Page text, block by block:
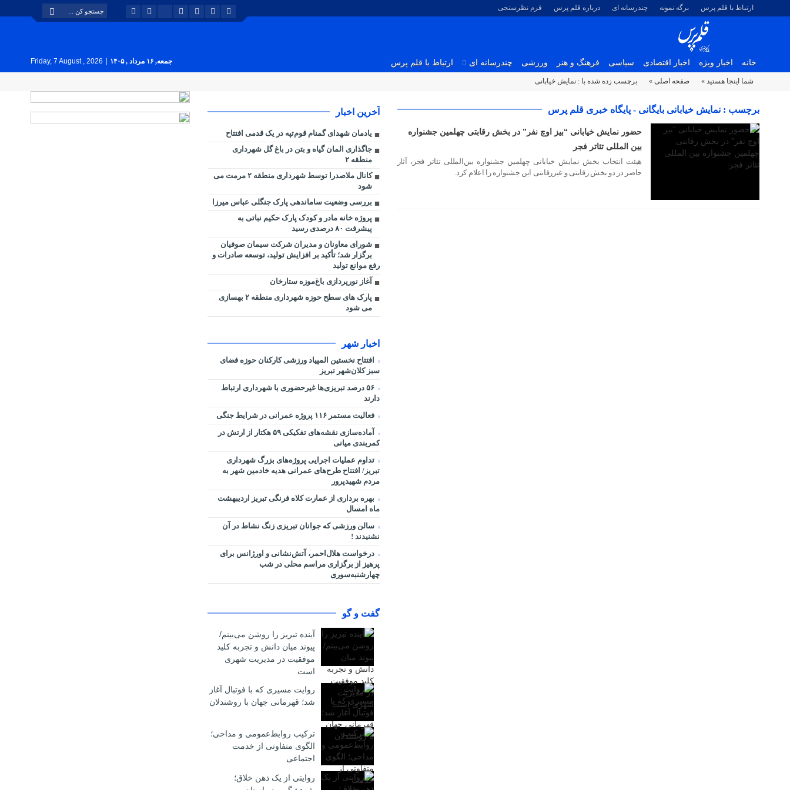
ارتباط با قلم پرس برگه نمونه چندرسانه ای درباره قلم پرس فرم نظرسنجی
خانه اخبار ویژه اخبار اقتصادی سیاسی فرهنگ و هنر ورزشی چندرسانه ای ارتباط با قلم پرس جمعه, ۱۶ مرداد , ۱۴۰۵ |
Friday, 7 August , 2026
شما اینجا هستید » صفحه اصلی » برچسب زده شده با : نمايش خيابانی
برچسب : نمايش خيابانی بایگانی - پایگاه خبری قلم پرس
حضور نمایش خیابانی “بیز اوچ نفر” در بخش رقابتی چهلمین جشنواره
بین المللی تئاتر فجر
هیئت انتخاب بخش نمایش خیابانی چهلمین جشنواره بین‌المللی تئاتر فجر، آثار
حاضر در دو بخش رقابتی و غیررقابتی این جشنواره را اعلام کرد.
آخرین اخبار
یادمان شهدای گمنام قوم‌تپه در یک قدمی افتتاح
جاگذاری المان گیاه و بتن در باغ گل شهرداری
منطقه ۲
کانال ملاصدرا توسط شهرداری منطقه ۲ مرمت می
شود
بررسی وضعیت ساماندهی پارک جنگلی عباس میرزا
پروژه خانه مادر و کودک پارک حکیم نباتی به
پیشرفت ۸۰ درصدی رسید
شورای معاونان و مدیران شرکت سیمان صوفیان
برگزار شد؛ تأکید بر افزایش تولید، توسعه صادرات و
رفع موانع تولید
آغاز نورپردازی باغ‌موزه ستارخان
پارک های سطح حوزه شهرداری منطقه ۲ بهسازی
می شود
اخبار شهر
افتتاح نخستین المپیاد ورزشی کارکنان حوزه فضای
سبز کلان‌شهر تبریز
۵۶ درصد تبریزی‌ها غیرحضوری با شهرداری ارتباط
دارند
فعالیت مستمر ۱۱۶ پروژه عمرانی در شرایط جنگی
آماده‌سازی نقشه‌های تفکیکی ۵۹ هکتار از ارتش در
کمربندی میانی
تداوم عملیات اجرایی پروژه‌های بزرگ شهرداری
تبریز/ افتتاح طرح‌های عمرانی هدیه خادمین شهر به
مردم شهیدپرور
بهره برداری از عمارت کلاه فرنگی تبریز اردیبهشت
ماه امسال
سالن ورزشی که جوانان تبریزی زنگ نشاط در آن
نشنیدند !
درخواست هلال‌احمر، آتش‌نشانی و اورژانس برای
پرهیز از برگزاری مراسم محلی در شب
چهارشنبه‌سوری
گفت و گو
آینده تبریز را روشن می‌بینم/
پیوند میان دانش و تجربه کلید
موفقیت در مدیریت شهری
است
روایت مسیری که با فوتبال آغاز
شد؛ قهرمانی جهان با روشندلان
ترکیب روابط‌عمومی و مداحی؛
الگوی متفاوتی از خدمت
اجتماعی
روایتی از یک ذهن خلاق؛